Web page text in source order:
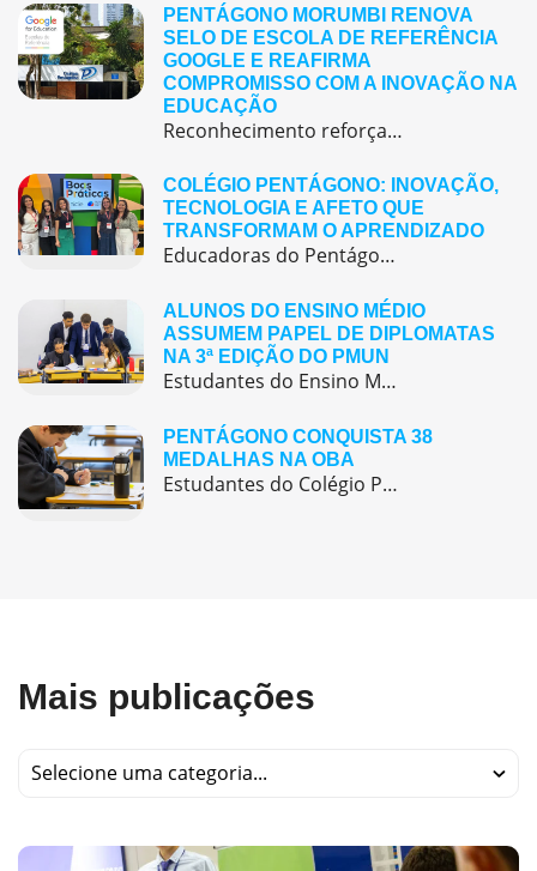
PENTÁGONO MORUMBI RENOVA
SELO DE ESCOLA DE REFERÊNCIA
GOOGLE E REAFIRMA
COMPROMISSO COM A INOVAÇÃO NA
EDUCAÇÃO
Reconhecimento reforça o papel de referência do colégio em tecnologia educacional, formação docente e práticas pedagógicas inovadora O Pentágono Morumbi acaba de renovar o Selo de Escola de Referência Google, um reconhecimento que vai muito além do uso de tecnologias em sala de aula e representa o compromisso coletivo da escola com a inovação, a […]
COLÉGIO PENTÁGONO: INOVAÇÃO,
TECNOLOGIA E AFETO QUE
TRANSFORMAM O APRENDIZADO
Educadoras do Pentágono são finalistas em prêmio nacional de boas práticas educacionais O Colégio Pentágono reafirma seu compromisso com uma educação inovadora, bilíngue e centrada no aluno, que alia tecnologia, criatividade e afeto para formar cidadãos preparados para o futuro.Acreditamos que a inovação é um pilar essencial para transformar a experiência de aprendizagem. Recentemente, nossas […]
ALUNOS DO ENSINO MÉDIO
ASSUMEM PAPEL DE DIPLOMATAS
NA 3ª EDIÇÃO DO PMUN
Estudantes do Ensino Médio do Colégio Pentágono protagonizaram uma simulação da ONU, defendendo posições de países em comitês temáticos e vivenciando, na prática, negociações diplomáticas multilíngues.
PENTÁGONO CONQUISTA 38
MEDALHAS NA OBA
Estudantes do Colégio Pentágono conquistam excelente resultado na Olimpíada Brasileira de Astronomia e Astronáutica (OBA) 2025, somando 38 medalhas.
Mais publicações